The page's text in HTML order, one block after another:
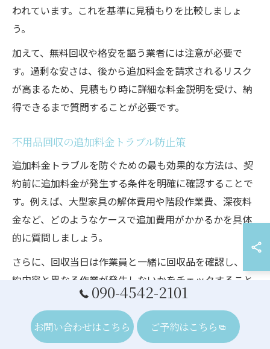
われています。これを基準に見積もりを比較しましょ
う。
加えて、無料回収や格安を謳う業者には注意が必要で
す。過剰な安さは、後から追加料金を請求されるリスク
が高まるため、見積もり時に詳細な料金説明を受け、納
得できるまで質問することが必要です。
不用品回収の追加料金トラブル防止策
追加料金トラブルを防ぐための最も効果的な方法は、契
約前に追加料金が発生する条件を明確に確認することで
す。例えば、大型家具の解体費用や階段作業費、深夜料
金など、どのようなケースで追加費用がかかるかを具体
的に質問しましょう。
さらに、回収当日は作業員と一緒に回収品を確認し、契
約内容と異なる作業が発生しないかをチェックすること
も重要です。万が一、追加料金が提示された場合は、そ
の根拠をその場で確認し、納得できなければ支払いを保
留にするなどの対応をおすすめします。
090-4542-2101
お問い合わせはこちら ご予約はこちら